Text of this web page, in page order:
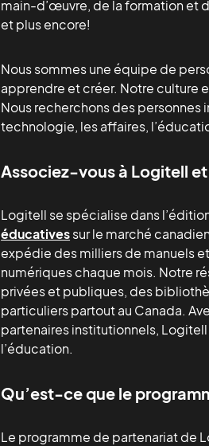
main-d’œuvre, de la formation et
et plus encore!
Nous sommes une équipe de
apprendre et créer. Notre culture
Nous recherchons des
technologie, les affaires,
Associez-vous à Logitell et
Logitell se spécialise dans
éducativessur le marché
expédie des milliers de manuels
numériques chaque mois. Notre
privées et publiques, des
particuliers partout au Canada.
partenaires institutionnels,
l’éducation.
Qu’est-ce que le
Le programme de partenariat de